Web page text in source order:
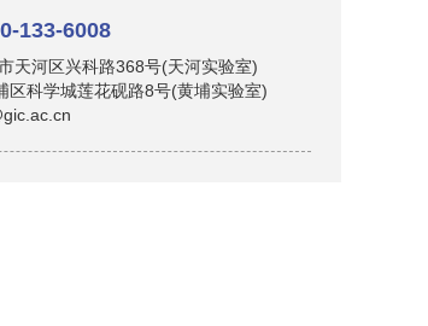
133-6008
天河区兴科路368号(天河实验室)
区科学城莲花砚路8号(黄埔实验室)